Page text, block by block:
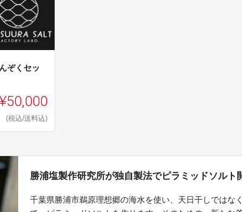
ぞくセッ
¥50,000
(税込/送料込)
勝浦塩製作研究所が独自製法でピラミッドソルト
千葉県勝浦市鵜原理想郷の海水を使い、天日干しではな